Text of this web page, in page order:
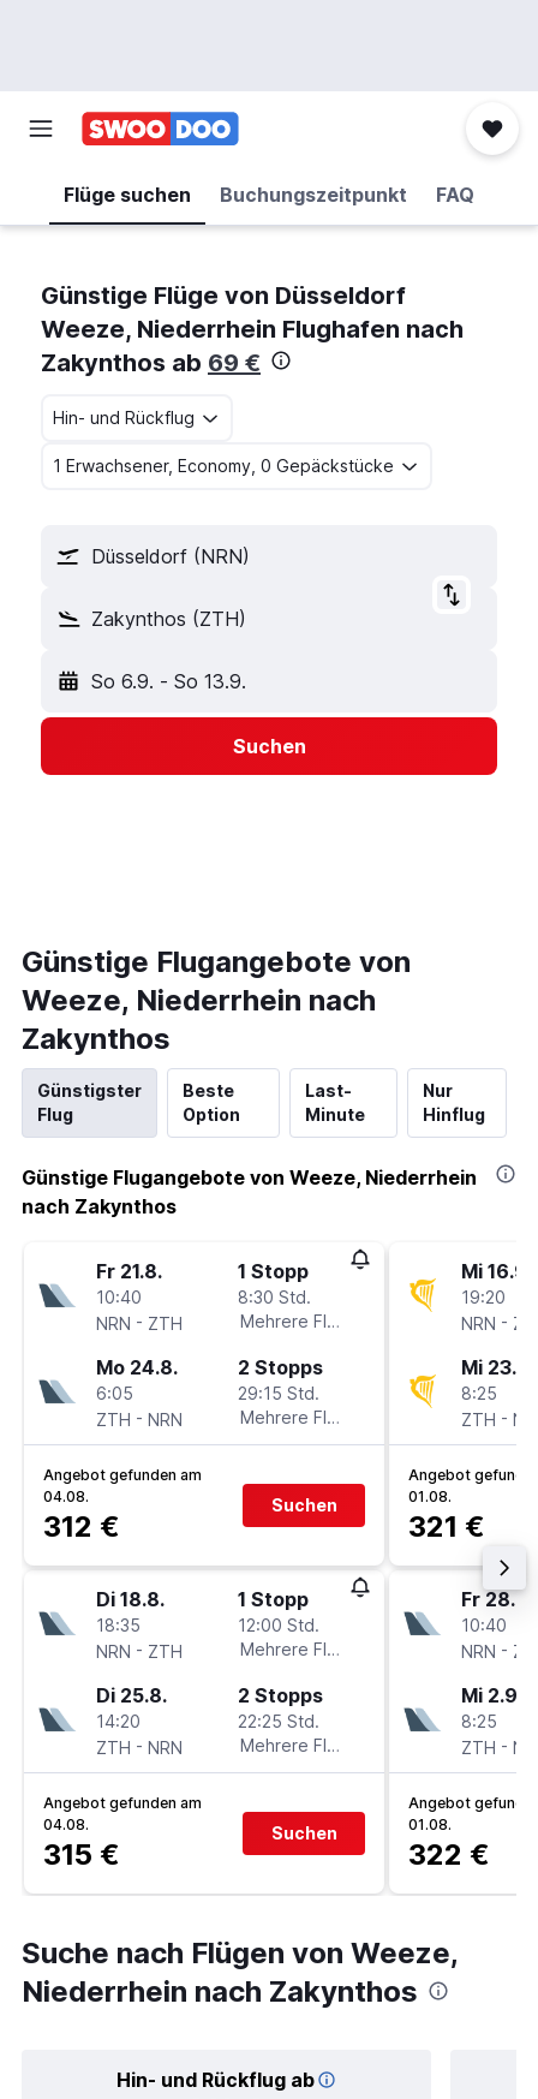
Flüge suchen Buchungszeitpunkt FAQ
Günstige Flüge von Düsseldorf
Weeze, Niederrhein Flughafen nach
Zakynthos ab 69 €
Hin- und Rückflug
1 Erwachsener, Economy, 0 Gepäckstücke
Düsseldorf (NRN)
Zakynthos (ZTH)
So 6.9. - So 13.9.
Suchen
Günstige Flugangebote von
Weeze, Niederrhein nach
Zakynthos
Günstigster
Flug
Beste
Option
Last-
Minute
Nur
Hinflug
Günstige Flugangebote von Weeze, Niederrhein
nach Zakynthos
Fr 21.8.
10:40
NRN - ZTH
1 Stopp
8:30 Std.
Mehrere Fluglinien
Mo 24.8.
6:05
ZTH - NRN
2 Stopps
29:15 Std.
Mehrere Fluglinien
Angebot gefunden am
04.08.
312 €
Suchen
Di 18.8.
18:35
NRN - ZTH
1 Stopp
12:00 Std.
Mehrere Fluglinien
Di 25.8.
14:20
ZTH - NRN
2 Stopps
22:25 Std.
Mehrere Fluglinien
Angebot gefunden am
04.08.
315 €
Suchen
Mi 16.9.
19:20
NRN -
Mi 23.9.
8:25
ZTH -
Angebot
01.08.
321 €
Fr 28.8.
10:40
NRN -
Mi 2.9.
8:25
ZTH -
Angebot
01.08.
322 €
Suche nach Flügen von Weeze,
Niederrhein nach Zakynthos
Hin- und Rückflug ab